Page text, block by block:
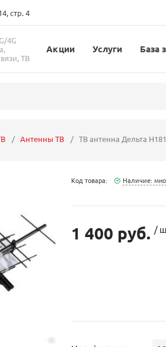
стр. 4
4G
ТВ
Акции Услуги База
Антенны ТВ ТВ антенна Дельта
Код товара: Наличие:
1 400 руб. /